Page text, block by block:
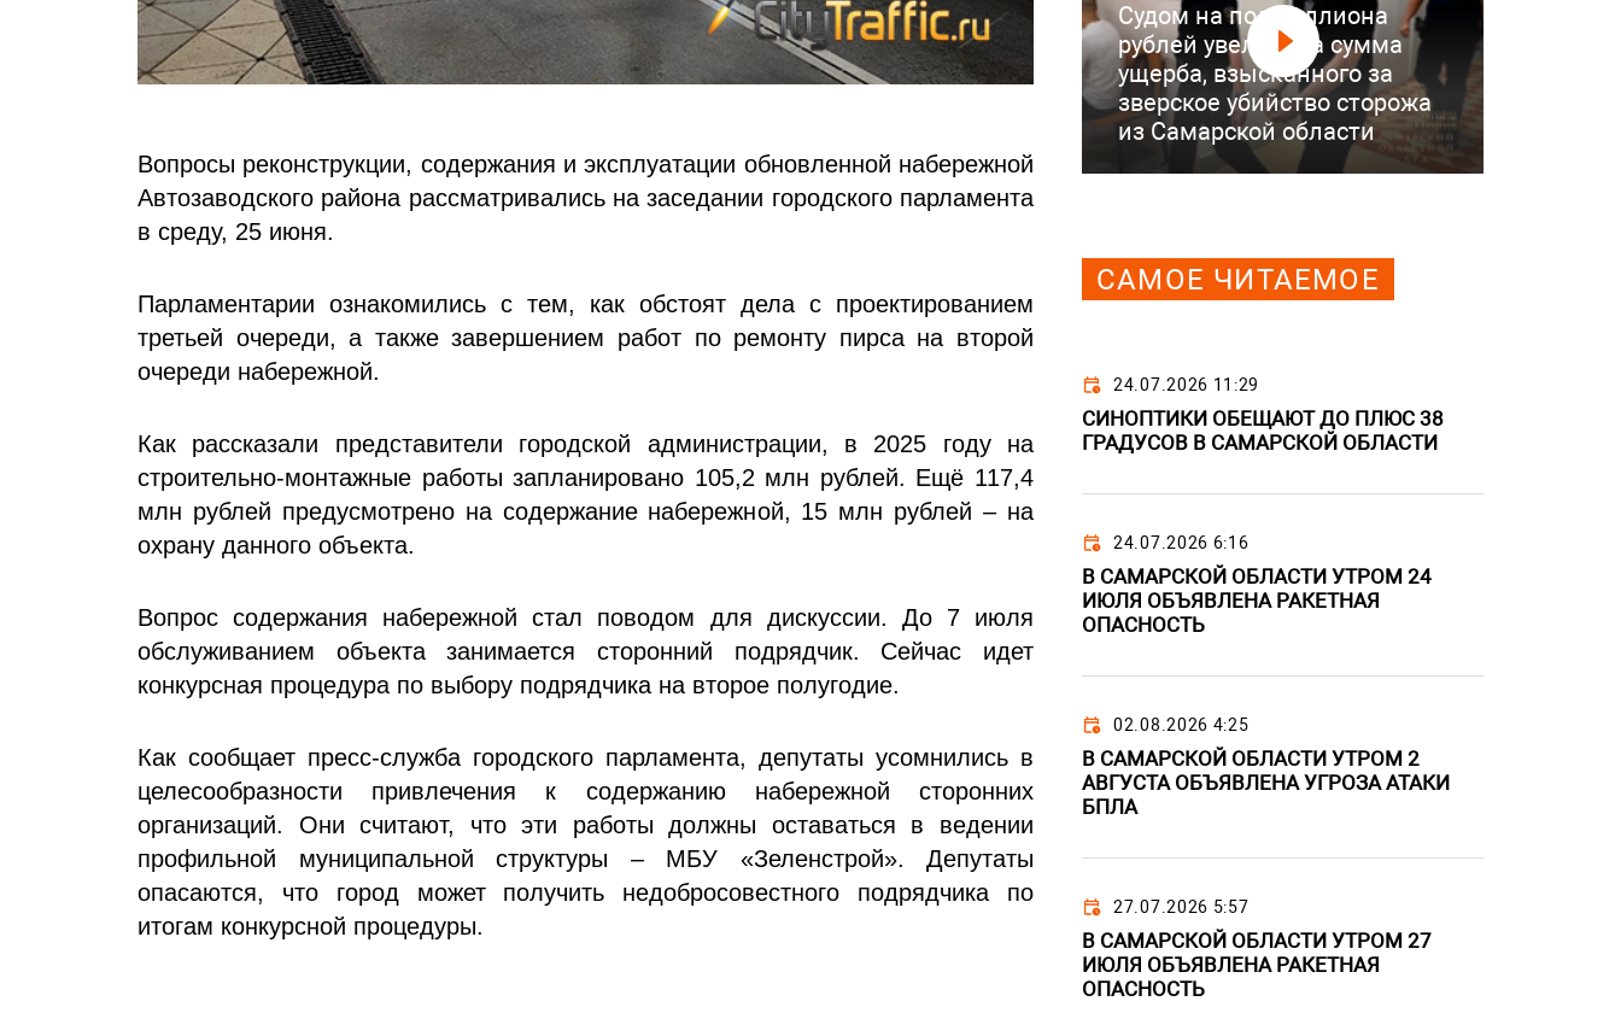
Вопросы реконструкции, содержания и эксплуатации обновленной набережной
Автозаводского района рассматривались на заседании городского парламента
в среду, 25 июня.
Парламентарии ознакомились с тем, как обстоят дела с проектированием
третьей очереди, а также завершением работ по ремонту пирса на второй
очереди набережной.
Как рассказали представители городской администрации, в 2025 году на
строительно-монтажные работы запланировано 105,2 млн рублей. Ещё 117,4
млн рублей предусмотрено на содержание набережной, 15 млн рублей – на
охрану данного объекта.
Вопрос содержания набережной стал поводом для дискуссии. До 7 июля
обслуживанием объекта занимается сторонний подрядчик. Сейчас идет
конкурсная процедура по выбору подрядчика на второе полугодие.
Как сообщает пресс-служба городского парламента, депутаты усомнились в
целесообразности привлечения к содержанию набережной сторонних
организаций. Они считают, что эти работы должны оставаться в ведении
профильной муниципальной структуры – МБУ «Зеленстрой». Депутаты
опасаются, что город может получить недобросовестного подрядчика по
итогам конкурсной процедуры.
Судом на полмиллиона
рублей увеличена сумма
ущерба, взысканного за
зверское убийство сторожа
из Самарской области
САМОЕ ЧИТАЕМОЕ
24.07.2026 11:29
СИНОПТИКИ ОБЕЩАЮТ ДО ПЛЮС 38
ГРАДУСОВ В САМАРСКОЙ ОБЛАСТИ
24.07.2026 6:16
В САМАРСКОЙ ОБЛАСТИ УТРОМ 24
ИЮЛЯ ОБЪЯВЛЕНА РАКЕТНАЯ
ОПАСНОСТЬ
02.08.2026 4:25
В САМАРСКОЙ ОБЛАСТИ УТРОМ 2
АВГУСТА ОБЪЯВЛЕНА УГРОЗА АТАКИ
БПЛА
27.07.2026 5:57
В САМАРСКОЙ ОБЛАСТИ УТРОМ 27
ИЮЛЯ ОБЪЯВЛЕНА РАКЕТНАЯ
ОПАСНОСТЬ